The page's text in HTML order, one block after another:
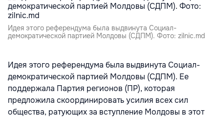
Идея этого референдума была выдвинута Социал-
демократической партией Молдовы (СДПМ). Фото: zilnic.md
Идея этого референдума была выдвинута Социал-
демократической партией Молдовы (СДПМ). Ее
поддержала Партия регионов (ПР), которая
предложила скоординировать усилия всех сил
общества, ратующих за вступление Молдовы в этот